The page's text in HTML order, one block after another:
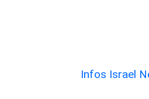
Infos Israel